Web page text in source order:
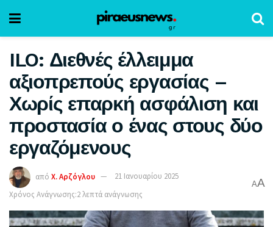
ILO: Διεθνές έλλειμμα
αξιοπρεπούς εργασίας –
Χωρίς επαρκή ασφάλιση και
προστασία ο ένας στους δύο
εργαζόμενους
από Χ. Αρζόγλου
21 Ιανουαρίου 2025
Χρόνος Ανάγνωσης:2 λεπτά ανάγνωσης
AA